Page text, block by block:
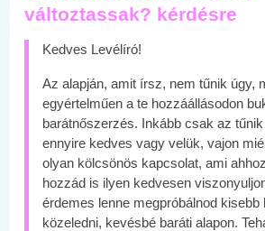
változtassak? kérdésre
Kedves Levélíró!
Az alapján, amit írsz, nem tűnik úgy,
egyértelműen a te hozzáállásodon
barátnőszerzés. Inkább csak az
ennyire kedves vagy velük, vajon
olyan kölcsönös kapcsolat, ami
hozzád is ilyen kedvesen
érdemes lenne megpróbálnod kisebb
közeledni, kevésbé baráti alapon.